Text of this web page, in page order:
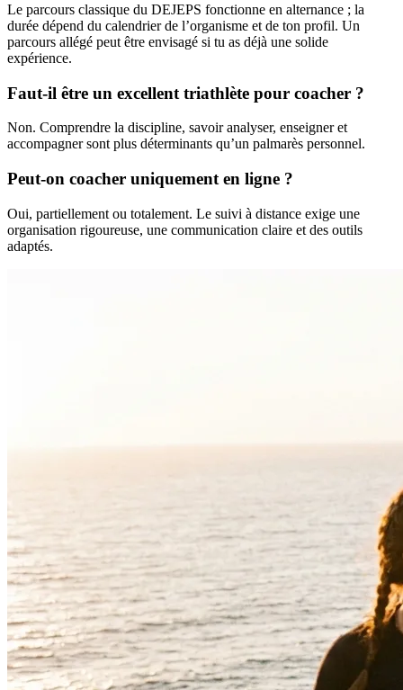
Le parcours classique du DEJEPS fonctionne en alternance ; la
durée dépend du calendrier de l’organisme et de ton profil. Un
parcours allégé peut être envisagé si tu as déjà une solide
expérience.
Faut-il être un excellent triathlète pour coacher ?
Non. Comprendre la discipline, savoir analyser, enseigner et
accompagner sont plus déterminants qu’un palmarès personnel.
Peut-on coacher uniquement en ligne ?
Oui, partiellement ou totalement. Le suivi à distance exige une
organisation rigoureuse, une communication claire et des outils
adaptés.